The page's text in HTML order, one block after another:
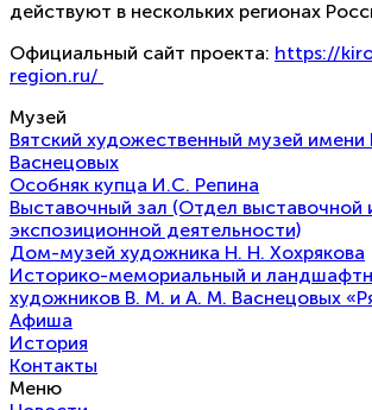
действуют в нескольких регионах
Официальный сайт проекта: https://
region.ru/
Музей
Вятский художественный музей
Васнецовых
Особняк купца И.С. Репина
Выставочный зал (Отдел выставочной
экспозиционной деятельности)
Дом-музей художника Н. Н. Хохрякова
Историко-мемориальный и
художников В. М. и А. М. Васнецовых
Афиша
История
Контакты
Меню